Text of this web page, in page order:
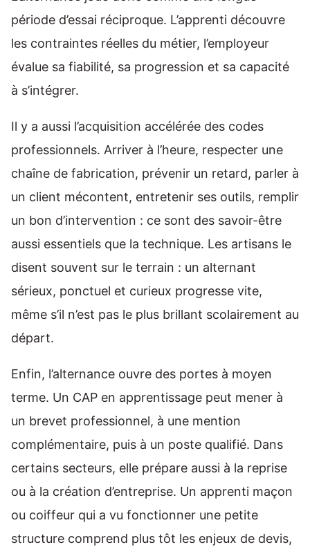
période d’essai réciproque. L’apprenti découvre
les contraintes réelles du métier, l’employeur
évalue sa fiabilité, sa progression et sa capacité
à s’intégrer.
Il y a aussi l’acquisition accélérée des codes
professionnels. Arriver à l’heure, respecter une
chaîne de fabrication, prévenir un retard, parler à
un client mécontent, entretenir ses outils, remplir
un bon d’intervention : ce sont des savoir-être
aussi essentiels que la technique. Les artisans le
disent souvent sur le terrain : un alternant
sérieux, ponctuel et curieux progresse vite,
même s’il n’est pas le plus brillant scolairement au
départ.
Enfin, l’alternance ouvre des portes à moyen
terme. Un CAP en apprentissage peut mener à
un brevet professionnel, à une mention
complémentaire, puis à un poste qualifié. Dans
certains secteurs, elle prépare aussi à la reprise
ou à la création d’entreprise. Un apprenti maçon
ou coiffeur qui a vu fonctionner une petite
structure comprend plus tôt les enjeux de devis,